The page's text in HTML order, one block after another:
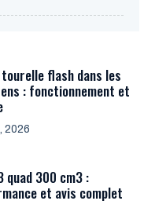
flash dans les
: fonctionnement et
2026
quad 300 cm3 :
et avis complet